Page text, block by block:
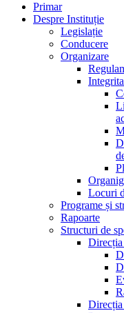
Primar
Despre Instituție
Legislație
Conducere
Organizare
Locuri
Programe și
Rapoarte
Structuri de
Direcția